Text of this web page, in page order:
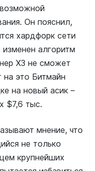
Он пояснил,
хардфорк сети
алгоритм
Х3 не сможет
на это Битмайн
на новый асик –
$7,6 тыс.
мнение, что
не только
крупнейших